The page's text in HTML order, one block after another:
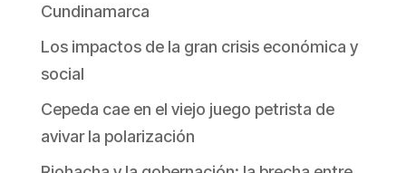
Cundinamarca
Los impactos de la gran crisis económica y
social
Cepeda cae en el viejo juego petrista de
avivar la polarización